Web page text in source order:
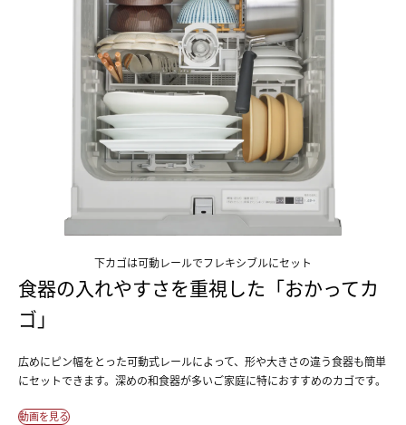
下カゴは可動レールでフレキシブルにセット
上カゴは片方を折りたたんで調理器具を確保
食器の入れやすさを重視した「おかってカ
ゴ」
広めにピン幅をとった可動式レールによって、形や大きさの違う食器も簡単
にセットできます。深めの和食器が多いご家庭に特におすすめのカゴです。
動画を見る